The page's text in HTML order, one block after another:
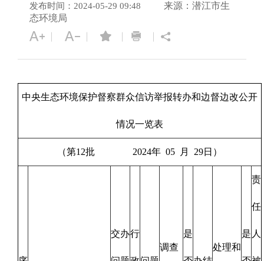
发布时间：2024-05-29 09:48
来源：潜江市生
态环境局
中央生态环境保护督察群众信访举报转办和边督边改公开
情况一览表
（第12批 2024年 05 月 29日）
交办行
调查
是
处理和
是
责
任
人